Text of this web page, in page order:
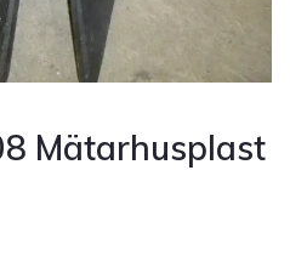
Mätarhusplast